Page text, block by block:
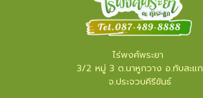
ไร่พงศ์พระยา
3/2 หมู่ 3 ต.นาหูกวาง อ.ทับสะแก
จ.ประจวบคีรีขันธ์